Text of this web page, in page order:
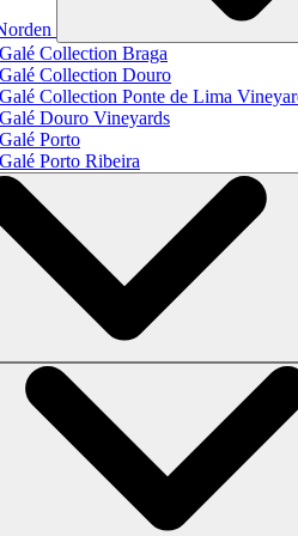
Collection Braga
Collection Douro
Collection Ponte de Lima
Douro Vineyards
Porto
Porto Ribeira